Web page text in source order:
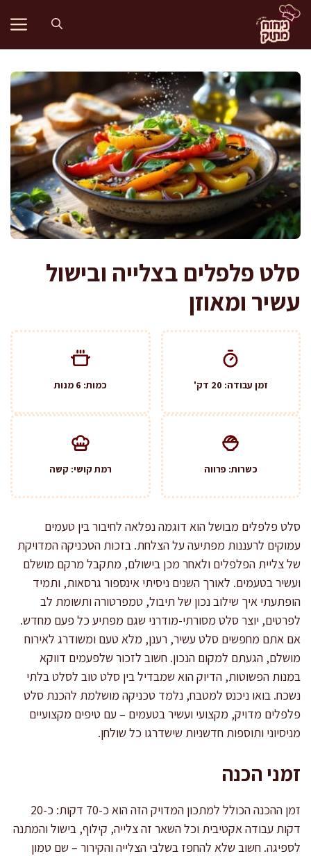
לדלג
לתוכן
סלט פלפלים בצלייה ובישול
עשיר ומאוזן
זמן עבודה: 20 דק' כמות: 6 מנות
כשרות: פרווה רמת קושי: קשה
סלט פלפלים מבושל הוא דוגמה נפלאה לחיבור בין טעמים
עמוקים לרעננות מפתיעה על הצלחת. בזכות הטכניקה המדויקת
של צליית הפלפלים ולאחר מכן בישולם, מתקבל מרקם מושלם
ועשיר בטעמים. לאורך השנים ניסיתי אינספור גרסאות, ותמיד
הופתעתי איך שילוב נכון של תיבול, טמפרטורה ותשומת לב
לפרטים, יוצר סלט מסורתי-מודרני שגם מפתיע כל פעם מחדש.
אם אתם מחפשים סלט עשיר, רענן, מלא טעם ומשודרג לאירוח
מושלם, הגעתם למקום הנכון. חשוב לזכור שלפעמים דווקא
במנות הפשוטות, הדיוק הוא שמבדיל בין סלט טוב לסלט בלתי
נשכח. בואו ניכנס למטבח, נלמד טכניקה מושלמת להכנת סלט
פלפלים מדויק, מקצועי ועשיר בטעמים – עם טיפים מקצועיים
מניסיוני ותוספות חדשניות שישדרגו כל שולחן.
זמני הכנה
זמן ההכנה הכולל למתכון המדויק הזה הוא כ-70 דקות: כ-20
דקות עבודה אקטיבית וכל השאר זה צלייה, קילוף, בישול והמתנה
לספיגה. חשוב שלא להחפז בשלבי הצלייה והקירור – שם טמון